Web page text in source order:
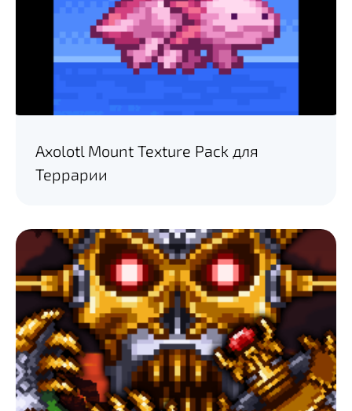
Axolotl Mount Texture Pack для
Террарии